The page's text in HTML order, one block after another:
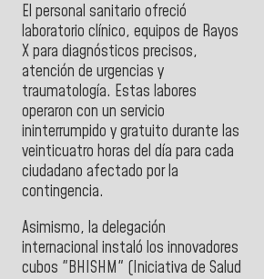
El personal sanitario ofreció
laboratorio clínico, equipos de Rayos
X para diagnósticos precisos,
atención de urgencias y
traumatología. Estas labores
operaron con un servicio
ininterrumpido y gratuito durante las
veinticuatro horas del día para cada
ciudadano afectado por la
contingencia.
Asimismo, la delegación
internacional instaló los innovadores
cubos "BHISHM" (Iniciativa de Salud